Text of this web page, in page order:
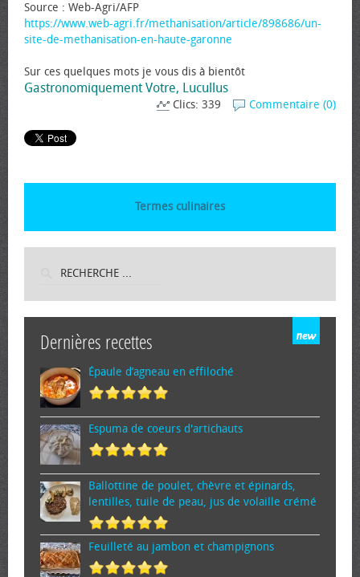
Source : Web-Agri/AFP
https://www.web-agri.fr/methanisation/article/898686/un-
site-de-methanisation-en-haute-garonne
Sur ces quelques mots je vous dis à bientôt
Gastronomiquement Votre, Lucullus
Commentaire (0)
Clics: 339
Termes culinaires
Dernières recettes
Épaule d’agneau en effiloché
Espuma de cœurs d'artichauts
Ballottine de poulet, chèvre et épinards,
lentilles, tuile de peau, jus de volaille crémé
Feuilleté au jambon et champignons